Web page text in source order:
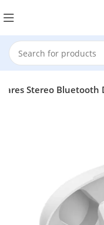
Stereo Bluetooth